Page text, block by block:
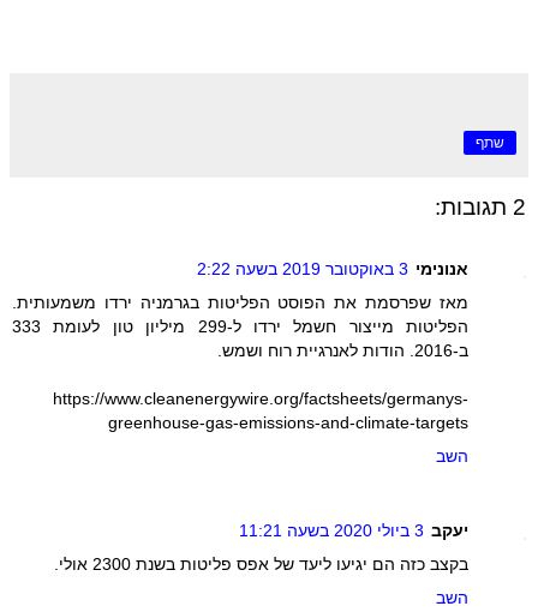
שתף
2 תגובות:
אנונימי 3 באוקטובר 2019 בשעה 2:22
מאז שפרסמת את הפוסט הפליטות בגרמניה ירדו משמעותית.
הפליטות מייצור חשמל ירדו ל-299 מיליון טון לעומת 333
ב-2016. הודות לאנרגיית רוח ושמש.
https://www.cleanenergywire.org/factsheets/germanys-
greenhouse-gas-emissions-and-climate-targets
השב
יעקב 3 ביולי 2020 בשעה 11:21
בקצב כזה הם יגיעו ליעד של אפס פליטות בשנת 2300 אולי.
השב